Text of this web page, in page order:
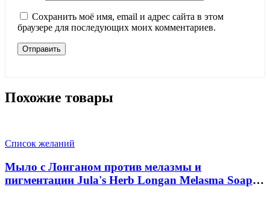
Сохранить моё имя, email и адрес сайта в этом
браузере для последующих моих комментариев.
Похожие товары
Список желаний
Мыло с Лонганом против мелазмы и
пигментации Jula's Herb Longan Melasma Soap